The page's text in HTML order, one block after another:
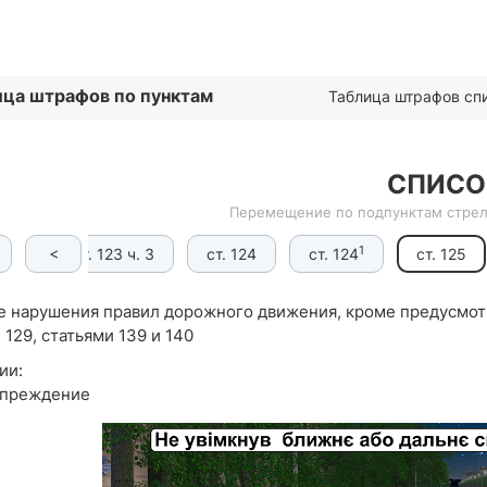
штрафов по пунктам Таблица штрафов
Перемещение по подпунктам
<
2 ст. 123 ч. 3 ст. 124 ст. 1241 ст. 125
нарушения правил дорожного движения, кроме
129, статьями 139 и 140